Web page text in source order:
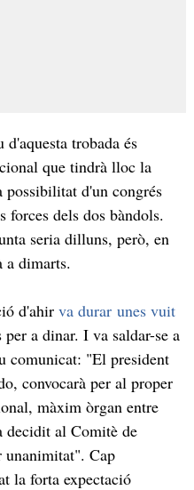
trobada és
que tindrà lloc la
possibilitat d'un congrés
forces dels dos bàndols.
seria dilluns, però, en
a dimarts.
d'ahir va durar unes vuit
a dinar. I va saldar-se a
comunicat: "El president
convocarà per al proper
màxim òrgan entre
decidit al Comitè de
Cap
la forta expectació